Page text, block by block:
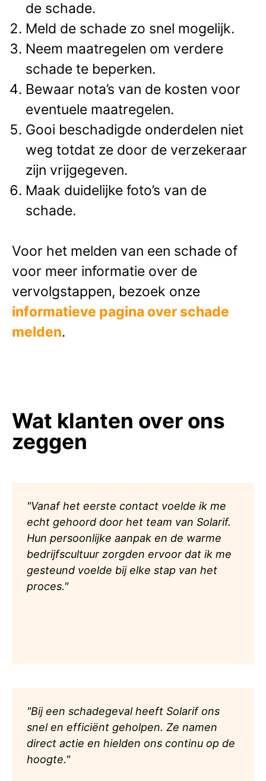
de schade.
Meld de schade zo snel mogelijk.
Neem maatregelen om verdere
schade te beperken.
Bewaar nota’s van de kosten voor
eventuele maatregelen.
Gooi beschadigde onderdelen niet
weg totdat ze door de verzekeraar
zijn vrijgegeven.
Maak duidelijke foto’s van de
schade.
Voor het melden van een schade of
voor meer informatie over de
vervolgstappen, bezoek onze
informatieve pagina over schade
melden.
Wat klanten over ons
zeggen
"Vanaf het eerste contact voelde ik me
echt gehoord door het team van Solarif.
Hun persoonlijke aanpak en de warme
bedrijfscultuur zorgden ervoor dat ik me
gesteund voelde bij elke stap van het
proces."
"Bij een schadegeval heeft Solarif ons
snel en efficiënt geholpen. Ze namen
direct actie en hielden ons continu op de
hoogte."